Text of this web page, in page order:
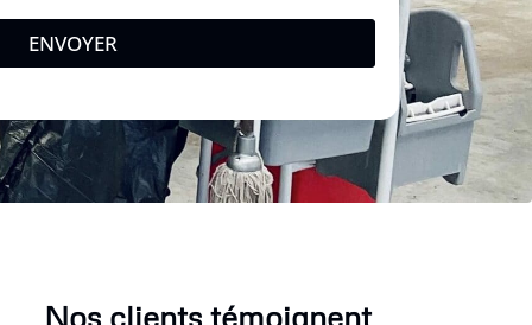
ENVOYER
Nos clients témoignent